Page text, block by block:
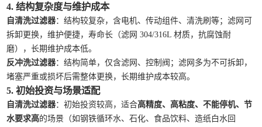
4. 结构复杂度与维护成本
自清洗过滤器：结构较复杂，含电机、传动组件、清洗刷等；滤网可
拆卸更换，维护便捷，寿命长（滤网 304/316L 材质，抗腐蚀耐
磨），长期维护成本低。
反冲洗过滤器：结构简单，仅含滤网、控制阀；滤网多为不可拆卸，
堵塞严重或损坏后需整体更换，长期维护成本较高。
5. 初始投资与场景适配
自清洗过滤器：初始投资较高，适合高精度、高粘度、不能停机、节
水要求高的场景（如钢铁循环水、石化、食品饮料、造纸白水回